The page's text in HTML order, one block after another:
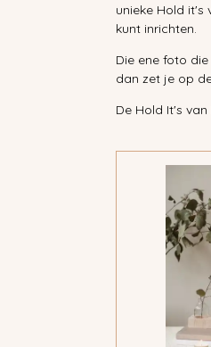
unieke Hold it's
kunt inrichten.
Die ene foto
dan zet je op
De Hold It's